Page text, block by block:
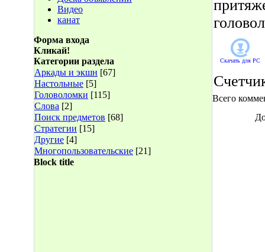
Видео
канат
Форма входа
Кликай!
Категории раздела
Аркады и экшн [67]
Настольные [5]
Головоломки [115]
Слова [2]
Поиск предметов [68]
Стратегии [15]
Другие [4]
Многопользовательские [21]
Block title
Скачать для PC
Всего